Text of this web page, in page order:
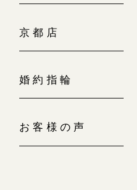
京都店
婚約指輪
お客様の声